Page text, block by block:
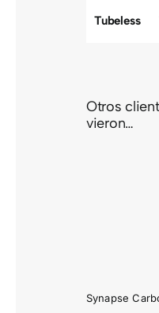
Tubeless
Otros
vieron…
Synapse